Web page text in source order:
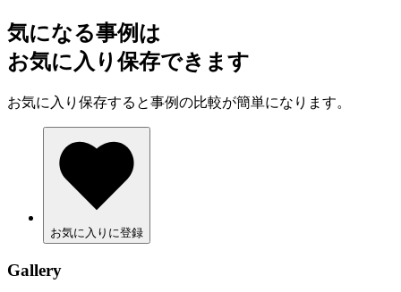
気になる事例は
お気に入り保存できます
お気に入り保存すると事例の比較が簡単になります。
お気に入りに登録
Gallery